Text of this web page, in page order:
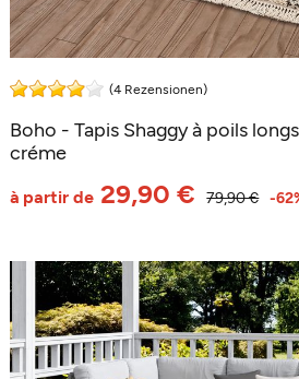
(4 Rezensionen)
Boho - Tapis Shaggy à poils
créme
79,90 €
à partir de 29,90 € -